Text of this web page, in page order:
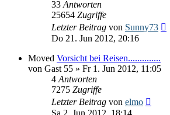
33 Antworten
25654 Zugriffe
Letzter Beitrag von Sunny73
Do 21. Jun 2012, 20:16
Moved Vorsicht bei Reisen..............
von Gast 55 » Fr 1. Jun 2012, 11:05
4 Antworten
7275 Zugriffe
Letzter Beitrag von elmo
Sa 2. Jun 2012, 18:14